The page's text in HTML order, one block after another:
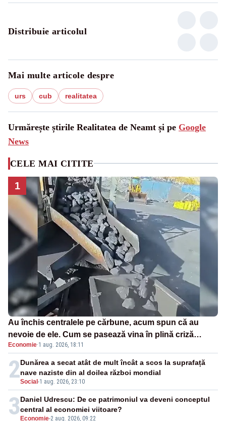
Distribuie articolul
Mai multe articole despre
urs cub realitatea
Urmărește știrile Realitatea de Neamt și pe Google
News
CELE MAI CITITE
1
Au închis centralele pe cărbune, acum spun că au
nevoie de ele. Cum se pasează vina în plină criză
energetică
Economie·1 aug. 2026, 18:11
2Social -1 aug. 2026, 23:10
Dunărea a secat atât de mult încât a scos la suprafață
nave naziste din al doilea război mondial
3 Economie-2 aug. 2026, 09:22
Daniel Udrescu: De ce patrimoniul va deveni conceptul
central al economiei viitoare?